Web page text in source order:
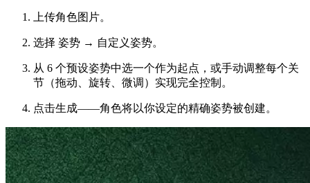
上传角色图片。
选择 姿势 → 自定义姿势。
从 6 个预设姿势中选一个作为起点，或手动调整每个关
节（拖动、旋转、微调）实现完全控制。
点击生成——角色将以你设定的精确姿势被创建。